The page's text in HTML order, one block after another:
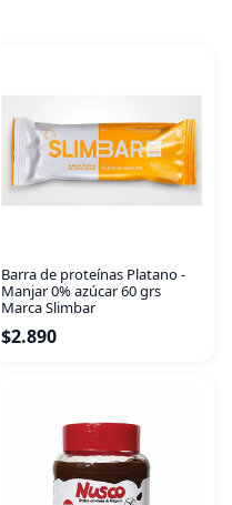
Barra de proteínas Platano -
Manjar 0% azúcar 60 grs
Marca Slimbar
$2.890